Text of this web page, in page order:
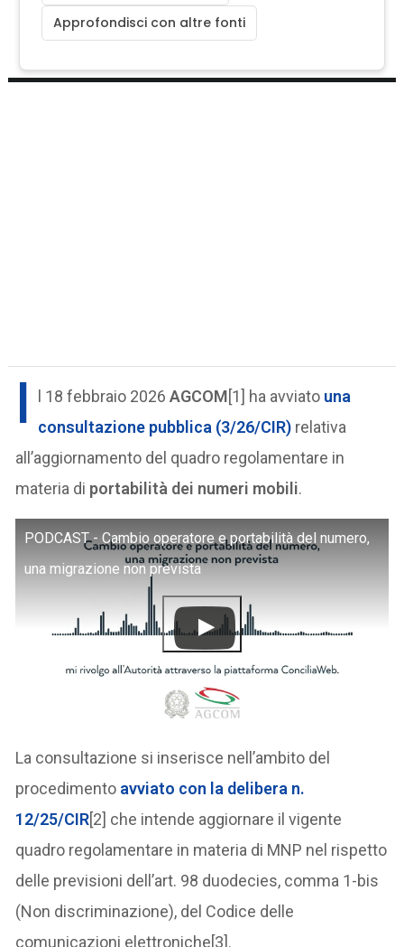
Approfondisci con altre fonti
I l 18 febbraio 2026AGCOM[1] ha avviato una
consultazione pubblica (3/26/CIR) relativa
all’aggiornamento del quadro regolamentare in
materia di portabilità dei numeri mobili.
PODCAST - Cambio operatore e portabilità del numero,
una migrazione non prevista
La consultazione si inserisce nell’ambito del
procedimento avviato con la delibera n.
12/25/CIR[2] che intende aggiornare il vigente
quadro regolamentare in materia di MNP nel rispetto
delle previsioni dell’art. 98 duodecies, comma 1-bis
(Non discriminazione), del Codice delle
comunicazioni elettroniche[3].